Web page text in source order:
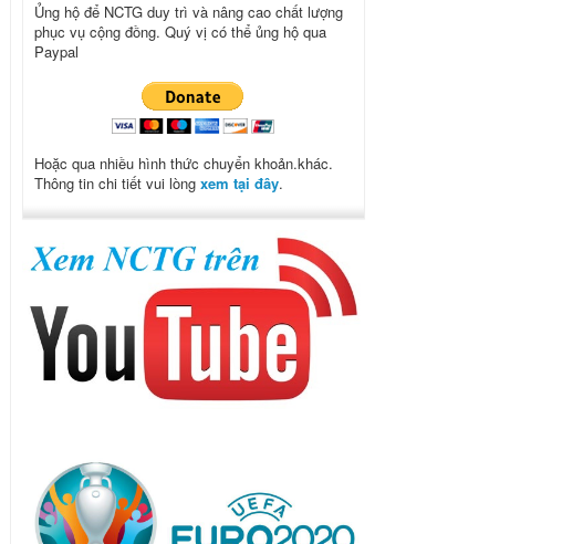
Ủng hộ để NCTG duy trì và nâng cao chất lượng
phục vụ cộng đồng. Quý vị có thể ủng hộ qua
Paypal
Hoặc qua nhiều hình thức chuyển khoản.khác.
Thông tin chi tiết vui lòng xem tại đây.